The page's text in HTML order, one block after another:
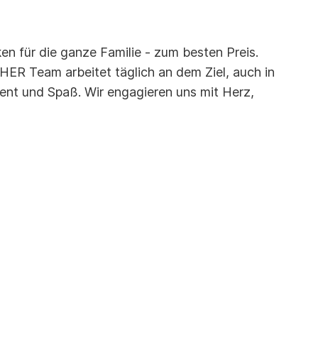
für die ganze Familie - zum besten Preis.
Team arbeitet täglich an dem Ziel, auch in
und Spaß. Wir engagieren uns mit Herz,